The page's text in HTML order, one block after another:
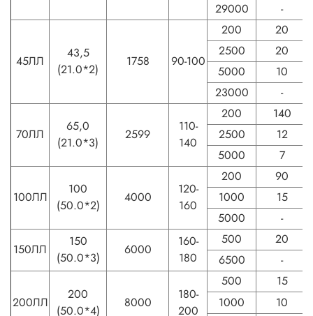
29000
-
45ЛЛ
43,5
(21.0*2)
1758 90-100
200
20
2500
20
5000
10
23000
-
70ЛЛ
65,0
(21.0*3)
2599
110-
140
200
140
2500
12
5000
7
100ЛЛ
100
(50.0*2)
4000
120-
160
200
90
1000
15
5000
-
150ЛЛ
150
(50.0*3)
6000
160-
180
500
20
6500
-
200ЛЛ
200
(50.0*4)
8000
180-
200
500
15
1000
10